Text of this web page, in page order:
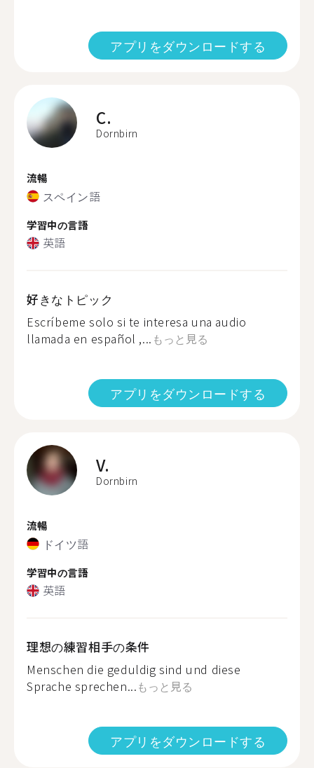
アプリをダウンロードする
C.
Dornbirn
流暢
スペイン語
学習中の言語
英語
好きなトピック
Escríbeme solo si te interesa una audio
llamada en español ,... もっと見る
アプリをダウンロードする
V.
Dornbirn
流暢
ドイツ語
学習中の言語
英語
理想の練習相手の条件
Menschen die geduldig sind und diese
Sprache sprechen...もっと見る
アプリをダウンロードする